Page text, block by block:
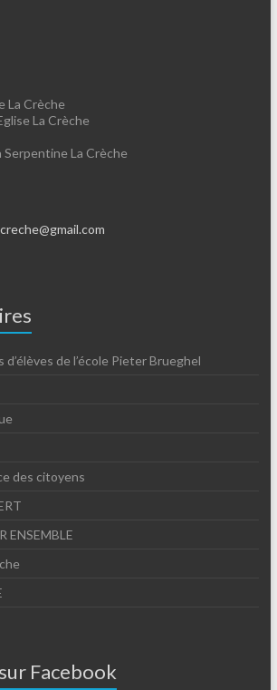
La Crèche
La Crèche
Serpentine La Crèche
de l’école Pieter Brueghel
des citoyens
ENSEMBLE
Facebook